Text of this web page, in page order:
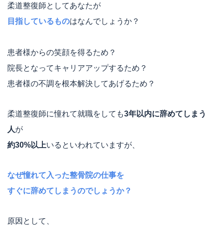
柔道整復師としてあなたが
目指しているものはなんでしょうか？
患者様からの笑顔を得るため？
院長となってキャリアアップするため？
患者様の不調を根本解決してあげるため？
柔道整復師に憧れて就職をしても3年以内に辞めてしまう
人が
約30%以上いるといわれていますが、
なぜ憧れて入った整骨院の仕事を
すぐに辞めてしまうのでしょうか？
原因として、